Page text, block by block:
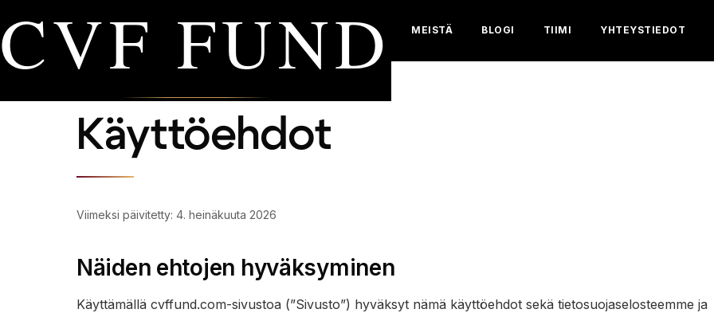
CVF FUND MEISTÄ BLOGI TIIMI YHTEYSTIEDOT
Käyttöehdot
Viimeksi päivitetty: 4. heinäkuuta 2026
Näiden ehtojen hyväksyminen
Käyttämällä cvffund.com-sivustoa (”Sivusto”) hyväksyt nämä käyttöehdot sekä tietosuojaselosteemme ja